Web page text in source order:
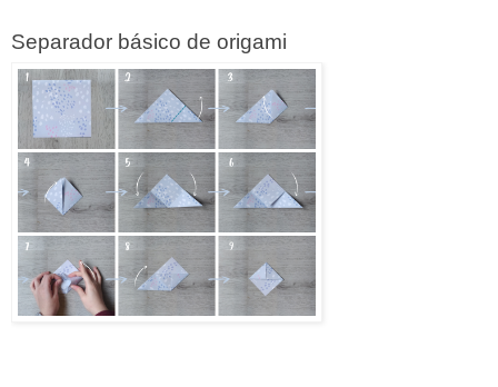
Separador básico de origami